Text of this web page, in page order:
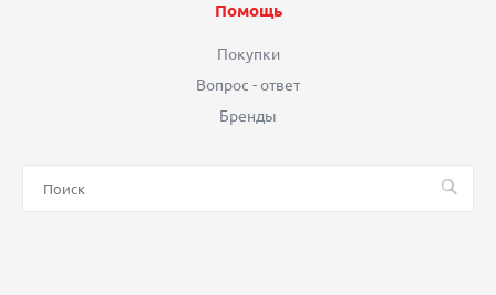
Помощь
Покупки
Вопрос - ответ
Бренды